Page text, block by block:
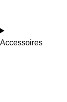
Accessoires